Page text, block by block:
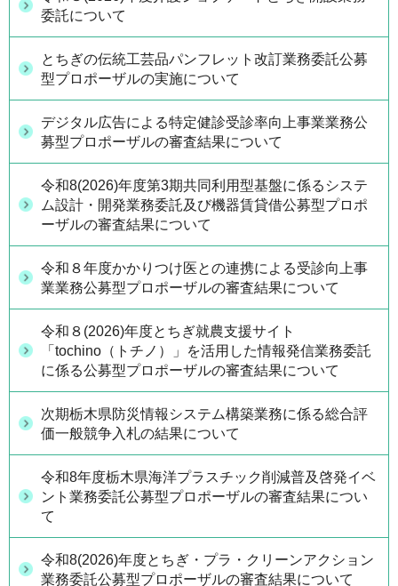
委託について
とちぎの伝統工芸品パンフレット改訂業務委託公募
型プロポーザルの実施について
デジタル広告による特定健診受診率向上事業業務公
募型プロポーザルの審査結果について
令和8(2026)年度第3期共同利用型基盤に係るシステ
ム設計・開発業務委託及び機器賃貸借公募型プロポ
ーザルの審査結果について
令和８年度かかりつけ医との連携による受診向上事
業業務公募型プロポーザルの審査結果について
令和８(2026)年度とちぎ就農支援サイト
「tochino（トチノ）」を活用した情報発信業務委託
に係る公募型プロポーザルの審査結果について
次期栃木県防災情報システム構築業務に係る総合評
価一般競争入札の結果について
令和8年度栃木県海洋プラスチック削減普及啓発イベ
ント業務委託公募型プロポーザルの審査結果につい
て
令和8(2026)年度とちぎ・プラ・クリーンアクション
業務委託公募型プロポーザルの審査結果について